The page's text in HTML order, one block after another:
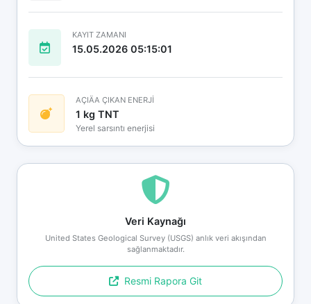
KAYIT ZAMANI
15.05.2026 05:15:01
AÇIÄA ÇIKAN ENERJİ
1 kg TNT
Yerel sarsıntı enerjisi
Veri Kaynağı
United States Geological Survey (USGS) anlık veri akışından
sağlanmaktadır.
Resmi Rapora Git